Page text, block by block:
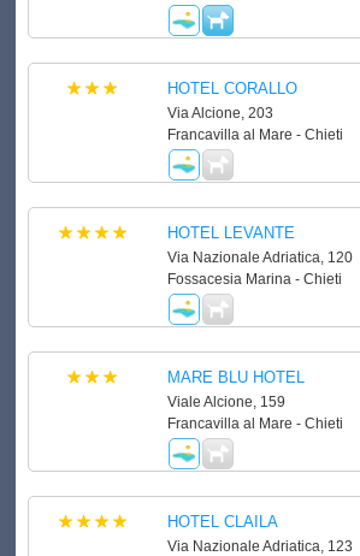
HOTEL CORALLO
Via Alcione, 203
Francavilla al Mare - Chieti
HOTEL LEVANTE
Via Nazionale Adriatica, 120
Fossacesia Marina - Chieti
MARE BLU HOTEL
Viale Alcione, 159
Francavilla al Mare - Chieti
HOTEL CLAILA
Via Nazionale Adriatica, 123